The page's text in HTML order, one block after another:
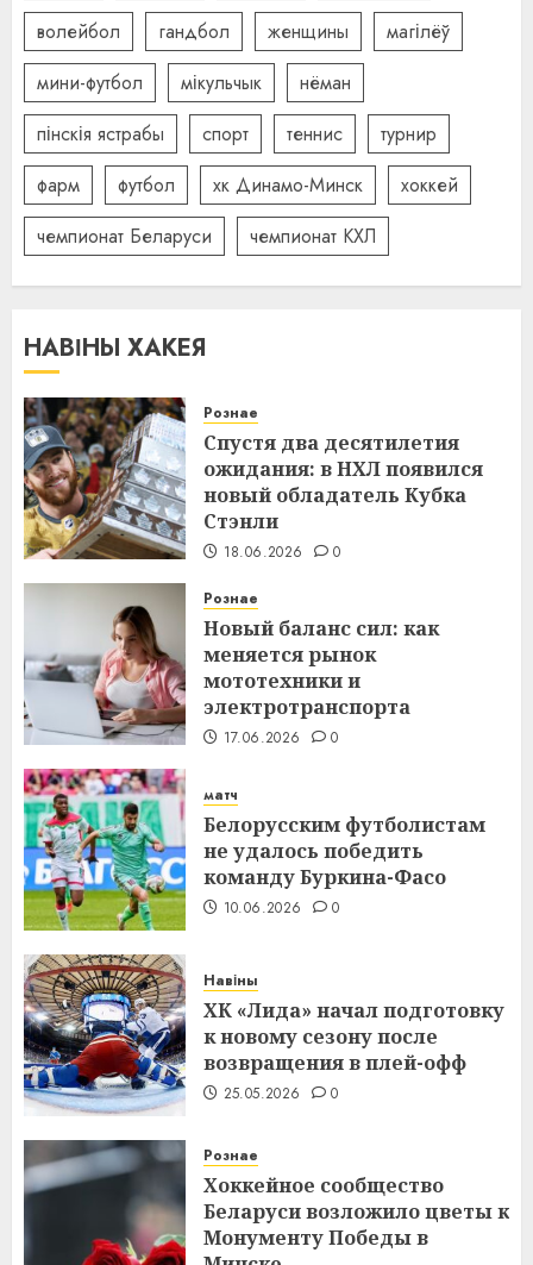
волейбол
гандбол женщины
магілёў
мини-футбол
мікульчык
нёман
пінскія ястрабы
спорт теннис
турнир
фарм
футбол хк Динамо-Минск
хоккей
чемпионат Беларуси
чемпионат КХЛ
НАВІНЫ ХАКЕЯ
Рознае
Спустя два десятилетия
ожидания: в НХЛ появился
новый обладатель Кубка
Стэнли
18.06.2026 0
Рознае
Новый баланс сил: как
меняется рынок
мототехники и
электротранспорта
17.06.2026 0
матч
Белорусским футболистам
не удалось победить
команду Буркина-Фасо
10.06.2026 0
Навіны
ХК «Лида» начал подготовку
к новому сезону после
возвращения в плей-офф
25.05.2026 0
Рознае
Хоккейное сообщество
Беларуси возложило цветы к
Монументу Победы в